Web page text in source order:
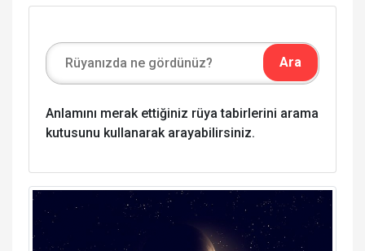
Anlamını merak ettiğiniz rüya tabirlerini arama
kutusunu kullanarak arayabilirsiniz.